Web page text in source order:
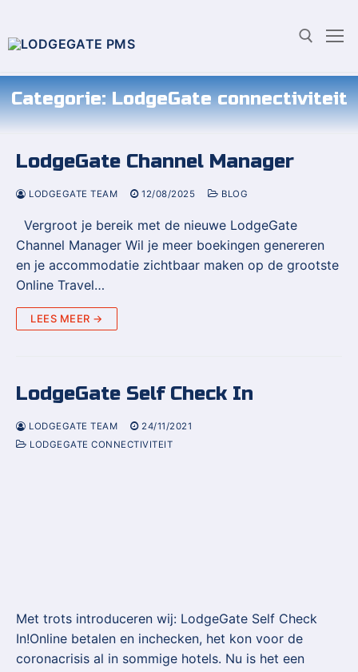
Categorie:LodgeGate connectiviteit
LodgeGate Channel Manager
LODGEGATE TEAM 12/08/2025 BLOG
Vergroot je bereik met de nieuwe LodgeGate
Channel Manager Wil je meer boekingen genereren
en je accommodatie zichtbaar maken op de grootste
Online Travel…
LEES MEER →
LodgeGate Self Check In
LODGEGATE TEAM
24/11/2021
LODGEGATE CONNECTIVITEIT
Met trots introduceren wij: LodgeGate Self Check
In!Online betalen en inchecken, het kon voor de
coronacrisis al in sommige hotels. Nu is het een